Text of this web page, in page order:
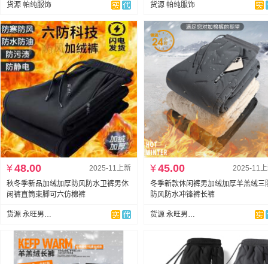
货源 帕纯服饰 货源 帕纯服饰
2025-11上新
¥48.00
秋冬季新品加绒加厚防风防水卫裤男休
闲裤直筒束脚可六仿棉裤
货源 永旺男装服饰
2025-11
¥45.00
冬季新款休闲裤男加绒加厚羊羔绒三
防风防水冲锋裤长裤
货源 永旺男装服饰